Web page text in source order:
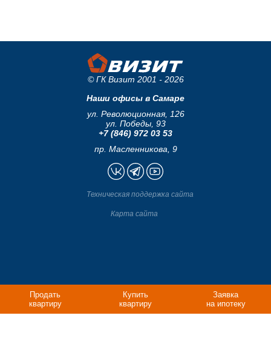
Продать
квартиру
Купить
квартиру
Заявка
на ипотеку
© ГК Визит 2001 - 2026
Наши офисы в Самаре
ул. Революционная, 126
ул. Победы, 93
+7 (846) 972 03 53
пр. Масленникова, 9
Техническая поддержка сайта
Карта сайта